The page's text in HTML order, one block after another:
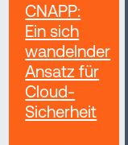
CNAPP:
Ein sich
wandelnder
Ansatz für
Cloud-
Sicherheit